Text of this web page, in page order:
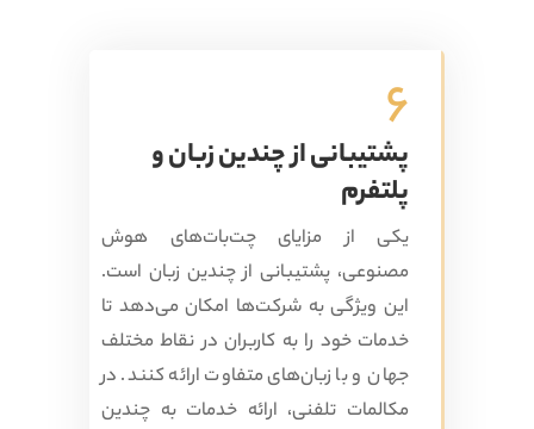
6
پشتیبانی از چندین زبان و
پلتفرم
یکی از مزایای چت‌بات‌های هوش
مصنوعی، پشتیبانی از چندین زبان است.
این ویژگی به شرکت‌ها امکان می‌دهد تا
خدمات خود را به کاربران در نقاط مختلف
جهان و با زبان‌های متفاوت ارائه کنند. در
مکالمات تلفنی، ارائه خدمات به چندین